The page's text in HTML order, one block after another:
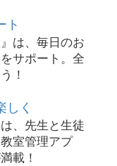
ト
は、毎日のお
サポート。全
！
しく
、先生と生徒
室管理アプ
載！